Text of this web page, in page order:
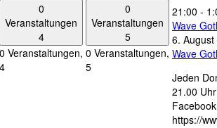
0
Veranstaltungen
4
0 Veranstaltungen,
4
0
Veranstaltungen
5
0 Veranstaltungen,
5
21:00 -
Wave
6.
Wave
Jeden
21.00
https://